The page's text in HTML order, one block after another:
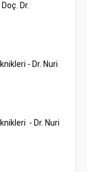
Dr.
- Dr. Nuri
- Dr. Nuri